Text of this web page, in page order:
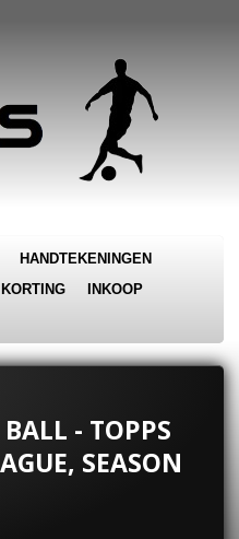
HANDTEKENINGEN
KORTING
INKOOP
- TOPPS
SEASON